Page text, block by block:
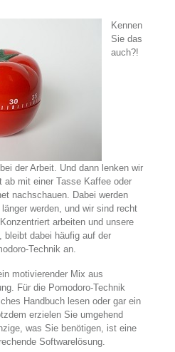
Kennen
Sie das
auch?!
der Arbeit. Und dann lenken wir
ab mit einer Tasse Kaffee oder
nachschauen. Dabei werden
werden, und wir sind recht
arbeiten und unsere
bleibt dabei häufig auf der
Technik an.
motivierender Mix aus
Für die Pomodoro-Technik
Handbuch lesen oder gar ein
erzielen Sie umgehend
was Sie benötigen, ist eine
Softwarelösung.